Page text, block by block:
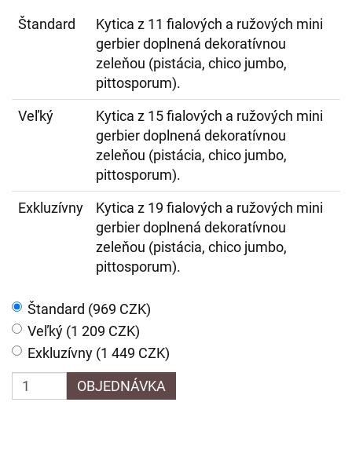
Štandard
Kytica z 11 fialových a ružových mini
gerbier doplnená dekoratívnou
zeleňou (pistácia, chico jumbo,
pittosporum).
Veľký
Kytica z 15 fialových a ružových mini
gerbier doplnená dekoratívnou
zeleňou (pistácia, chico jumbo,
pittosporum).
Exkluzívny
Kytica z 19 fialových a ružových mini
gerbier doplnená dekoratívnou
zeleňou (pistácia, chico jumbo,
pittosporum).
Štandard (969 CZK)
Veľký (1 209 CZK)
Exkluzívny (1 449 CZK)
OBJEDNÁVKA